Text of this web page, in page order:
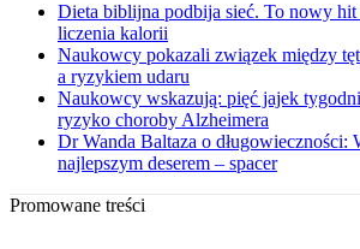
Dieta biblijna podbija sieć. To nowy hit
liczenia kalorii
Naukowcy pokazali związek między
a ryzykiem udaru
Naukowcy wskazują: pięć jajek
ryzyko choroby Alzheimera
Dr Wanda Baltaza o długowieczności:
najlepszym deserem – spacer
Promowane treści